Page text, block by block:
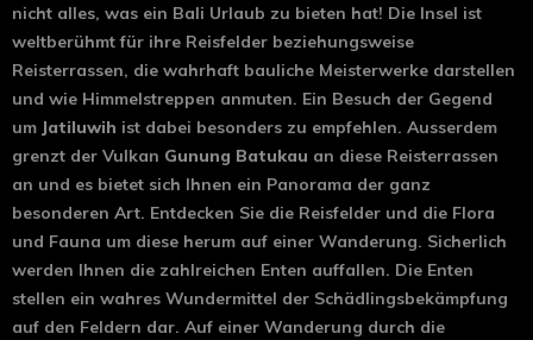
nicht alles, was ein Bali Urlaub zu bieten hat! Die Insel ist
weltberühmt für ihre Reisfelder beziehungsweise
Reisterrassen, die wahrhaft bauliche Meisterwerke darstellen
und wie Himmelstreppen anmuten. Ein Besuch der Gegend
um Jatiluwih ist dabei besonders zu empfehlen. Ausserdem
grenzt der Vulkan Gunung Batukau an diese Reisterrassen
an und es bietet sich Ihnen ein Panorama der ganz
besonderen Art. Entdecken Sie die Reisfelder und die Flora
und Fauna um diese herum auf einer Wanderung. Sicherlich
werden Ihnen die zahlreichen Enten auffallen. Die Enten
stellen ein wahres Wundermittel der Schädlingsbekämpfung
auf den Feldern dar. Auf einer Wanderung durch die